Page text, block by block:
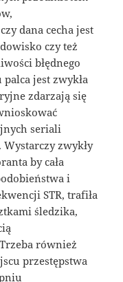
dana cecha jest
czy też
błędnego
jest zwykła
zdarzają się
seriali
zwykły
by cała
i
STR, trafiła
śledzika,
również
przestępstwa